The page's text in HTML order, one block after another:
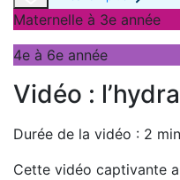
Maternelle à 3e année
4e à 6e année
Vidéo :
Durée de la vidéo : 2
Cette vidéo captivante